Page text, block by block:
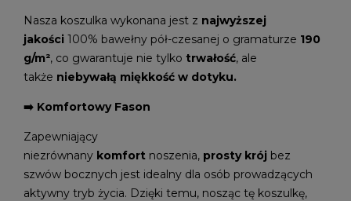
Nasza koszulka wykonana jest z najwyższej
jakości 100% bawełny pół-czesanej o gramaturze 190
g/m², co gwarantuje nie tylko trwałość, ale
także niebywałą miękkość w dotyku.
➡️ Komfortowy Fason
Zapewniający
niezrównany komfort noszenia, prosty krój bez
szwów bocznych jest idealny dla osób prowadzących
aktywny tryb życia. Dzięki temu, nosząc tę koszulkę,